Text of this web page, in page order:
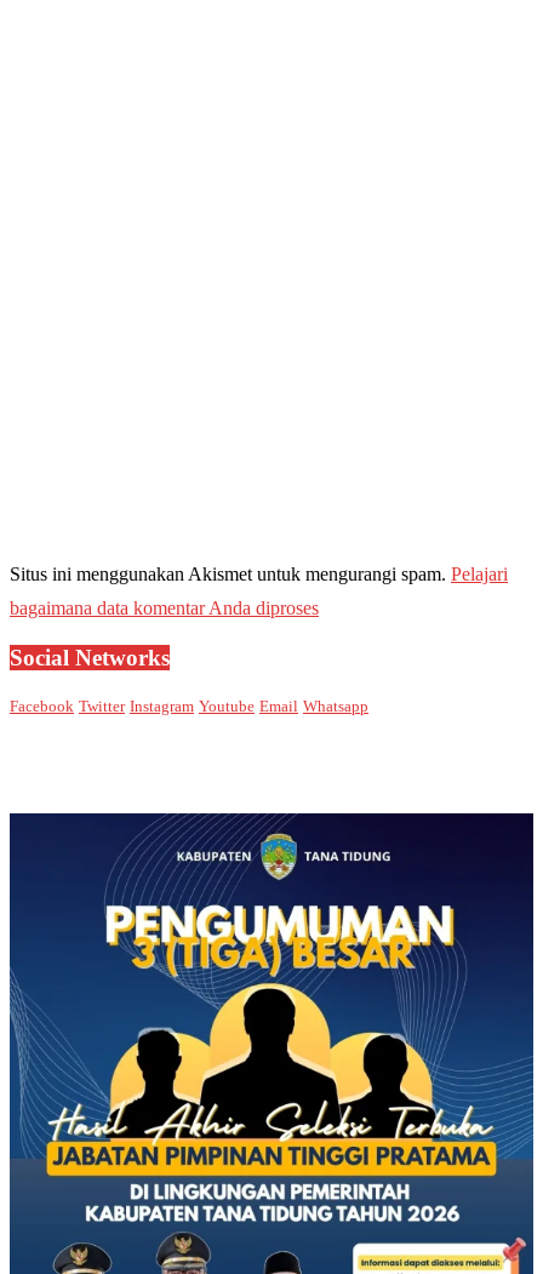
Situs ini menggunakan Akismet untuk mengurangi spam. Pelajari
bagaimana data komentar Anda diproses
Social Networks
Facebook Twitter Instagram Youtube Email Whatsapp